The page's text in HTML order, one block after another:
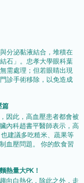
分泌黏液結合，堆積在
石」。忠孝大學眼科葉
需處理；但若眼睛出現
診手術移除，以免造成
篇
因此，高血壓患者都會被
內科趙書平醫師表示，高
建議多吃糙米、蔬果等
血壓問題。 你的飲食習
熱量大PK！
向白熱化，除此之外，走